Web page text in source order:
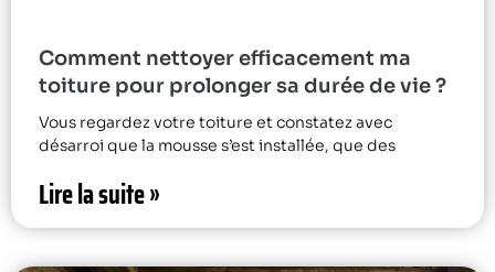
Comment nettoyer efficacement ma
toiture pour prolonger sa durée de vie ?
Vous regardez votre toiture et constatez avec
désarroi que la mousse s’est installée, que des
Lire la suite »